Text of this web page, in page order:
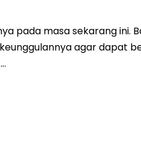
masa sekarang ini.
agar dapat